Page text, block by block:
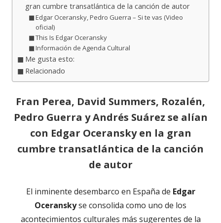
gran cumbre transatlántica de la canción de autor
Edgar Oceransky, Pedro Guerra – Si te vas (Video
oficial)
This Is Edgar Oceransky
Información de Agenda Cultural
Me gusta esto:
Relacionado
Fran Perea, David Summers, Rozalén,
Pedro Guerra y Andrés Suárez se alían
con Edgar Oceransky en la gran
cumbre transatlántica de la canción
de autor
El inminente desembarco en España de Edgar
Oceranskyse consolida como uno de los
acontecimientos culturales más sugerentes de la